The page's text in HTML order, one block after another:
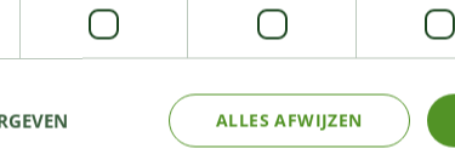
ALLES AFWIJZEN